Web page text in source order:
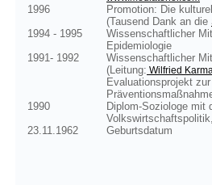
1996
Promotion: Die
(Tausend Dank an die
1994 - 1995
Wissenschaftlicher
Epidemiologie
1991- 1992
Wissenschaftlicher
(Leitung: Wilfried
Evaluationsprojekt
1990
Diplom-Soziologe mit
23.11.1962
Geburtsdatum